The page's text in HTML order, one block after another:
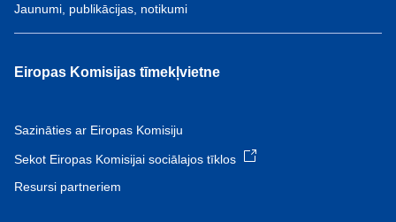
Jaunumi, publikācijas, notikumi
Eiropas Komisijas tīmekļvietne
Sazināties ar Eiropas Komisiju
Sekot Eiropas Komisijai sociālajos tīklos
Resursi partneriem